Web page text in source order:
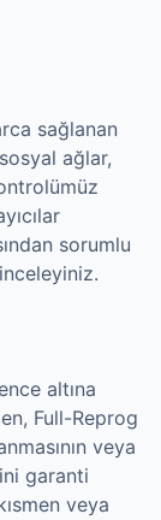
sağlanan
ağlar,
sorumlu
altına
Full-Reprog
veya
garanti
veya